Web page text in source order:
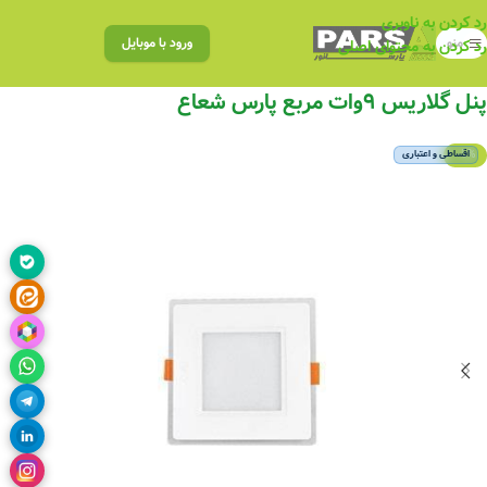
رد کردن به ناوبری
رد کردن به محتوای اصلی
منو ورود با موبایل
پنل گلاریس ۹وات مربع پارس شعاع
اقساطی و اعتباری
-5%